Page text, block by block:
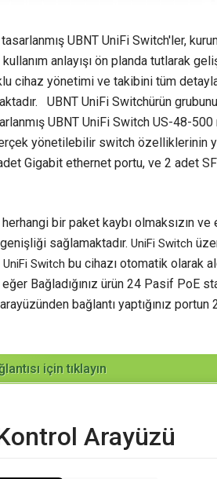
UBNT UniFi Switch'ler,
anlayışı ön planda tutlarak
cihaz yönetimi ve takibini tüm
UBNT UniFi Switchürün
UBNT UniFi Switch US-48-
yönetilebilir switch özelliklerinin
Gigabit ethernet portu, ve 2 adet
bir paket kaybı olmaksızın ve
sağlamaktadır. UniFi Switch
UniFi Switch bu cihazı otomatik olarak
Bağladığınız ürün 24 Pasif PoE
bağlantı yaptığınız portun
için tıklayın
Arayüzü